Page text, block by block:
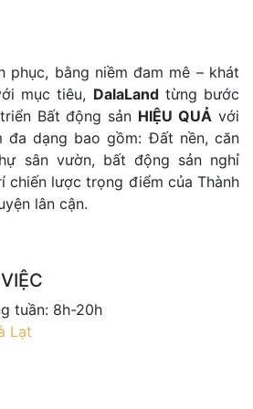
phục, bằng niềm đam mê – khát
mục tiêu, DalaLandtừng bước
Bất động sản HIỆU QUẢ với
đa dạng bao gồm: Đất nền, căn
sân vườn, bất động sản nghỉ
lược trọng điểm của Thành
lân cận.
tuần: 8h-20h
Lạt